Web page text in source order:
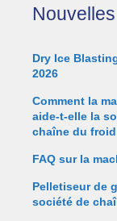
Nouvelles
Dry Ice
2026
Comment la
aide-t-elle la
chaîne du
FAQ sur la
Pelletiseur de
société de